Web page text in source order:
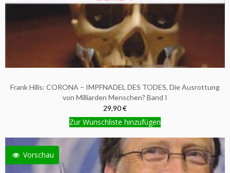
Frank Hills: CORONA – IMPFNADEL DES TODES, Die Ausrottung
von Milliarden Menschen? Band I
29,90 €
Zur Wunschliste hinzufügen
Vorschau